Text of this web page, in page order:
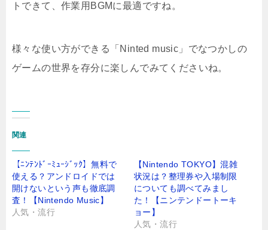
トできて、作業用BGMに最適ですね。
様々な使い方ができる「Ninted music」でなつかしの
ゲームの世界を存分に楽しんでみてくださいね。
関連
【ﾆﾝﾃﾝﾄﾞｰﾐｭｰｼﾞｯｸ】無料で
使える？アンドロイドでは
開けないという声も徹底調
査！【Nintendo Music】
人気・流行
【Nintendo TOKYO】混雑
状況は？整理券や入場制限
についても調べてみまし
た！【ニンテンドートーキ
ョー】
人気・流行